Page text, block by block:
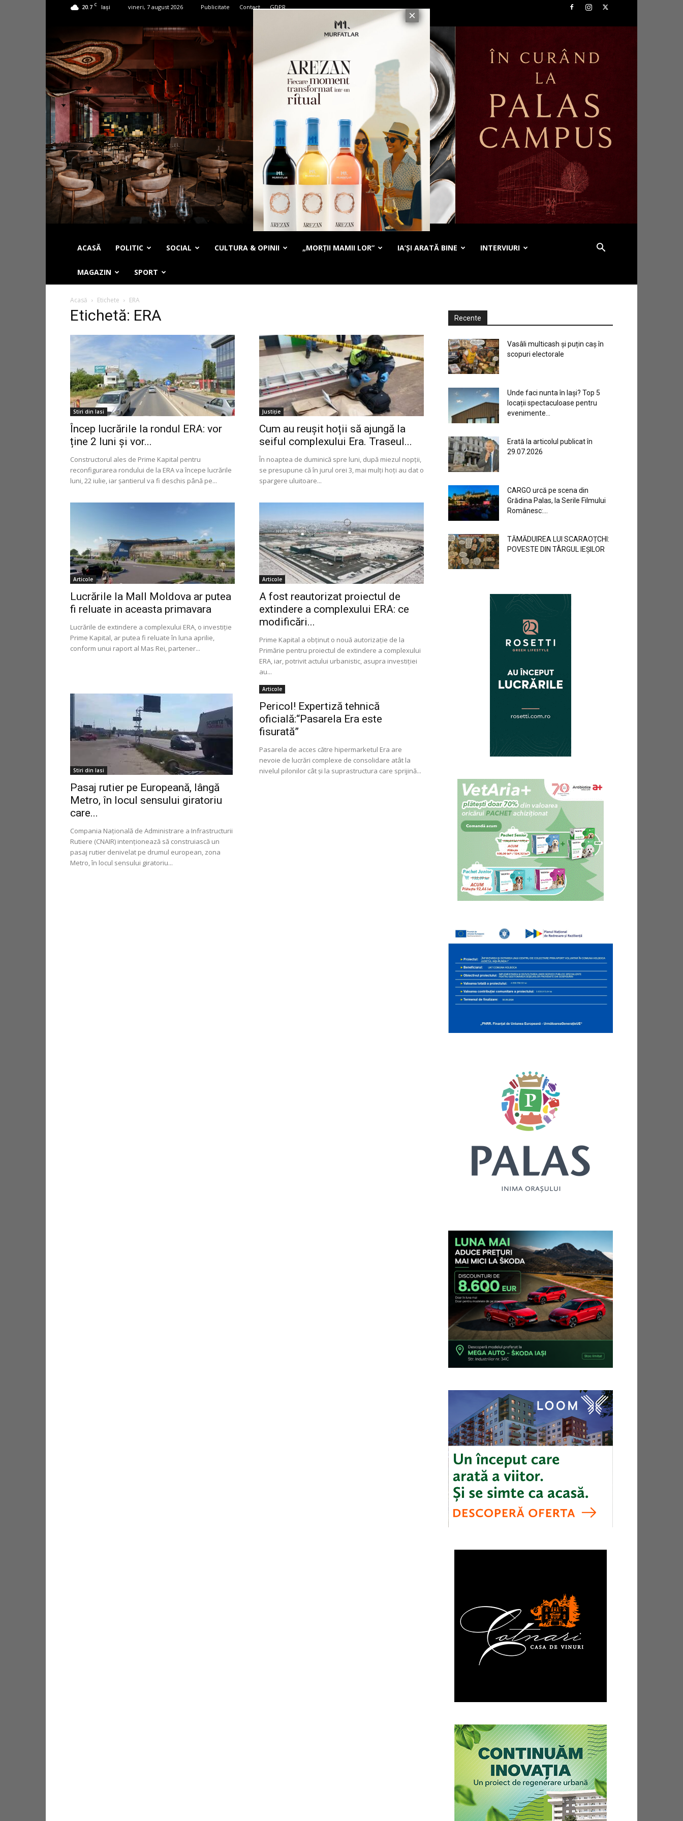
20.7 C Iași vineri, 7 august 2026 Publicitate Contact GDPR
ACASĂ POLITIC SOCIAL CULTURA & OPINII „MORȚII MAMII LOR” IA’ȘI ARATĂ BINE INTERVIURI
MAGAZIN SPORT
Acasă Etichete ERA
Etichetă: ERA
Stiri din Iasi
Încep lucrările la rondul ERA: vor
ține 2 luni și vor...
Constructorul ales de Prime Kapital pentru
reconfigurarea rondului de la ERA va începe lucrările
luni, 22 iulie, iar șantierul va fi deschis până pe...
Justiție
Cum au reușit hoții să ajungă la
seiful complexului Era. Traseul...
În noaptea de duminică spre luni, după miezul nopţii,
se presupune că în jurul orei 3, mai mulţi hoţi au dat o
spargere uluitoare...
Articole
Lucrările la Mall Moldova ar putea
fi reluate in aceasta primavara
Lucrările de extindere a complexului ERA, o investiție
Prime Kapital, ar putea fi reluate în luna aprilie,
conform unui raport al Mas Rei, partener...
Articole
A fost reautorizat proiectul de
extindere a complexului ERA: ce
modificări...
Prime Kapital a obținut o nouă autorizație de la
Primărie pentru proiectul de extindere a complexului
ERA, iar, potrivit actului urbanistic, asupra investiției
au...
Stiri din Iasi
Pasaj rutier pe Europeană, lângă
Metro, în locul sensului giratoriu
care...
Compania Națională de Administrare a Infrastructurii
Rutiere (CNAIR) intenționează să construiască un
pasaj rutier denivelat pe drumul european, zona
Metro, în locul sensului giratoriu...
Articole
Pericol! Expertiză tehnică
oficială:“Pasarela Era este
fisurată”
Pasarela de acces către hipermarketul Era are
nevoie de lucrări complexe de consolidare atât la
nivelul pilonilor cât și la suprastructura care sprijină...
Recente
Vasâli multicash și puțin caș în
scopuri electorale
Unde faci nunta în Iași? Top 5
locații spectaculoase pentru
evenimente...
Erată la articolul publicat în
29.07.2026
CARGO urcă pe scena din
Grădina Palas, la Serile Filmului
Românesc:...
TĂMĂDUIREA LUI SCARAOȚCHI:
POVESTE DIN TÂRGUL IEȘILOR